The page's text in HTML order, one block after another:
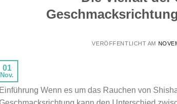
VERÖFFENTLICHT AM
01
Nov.
Einführung Wenn es um das Rauchen von